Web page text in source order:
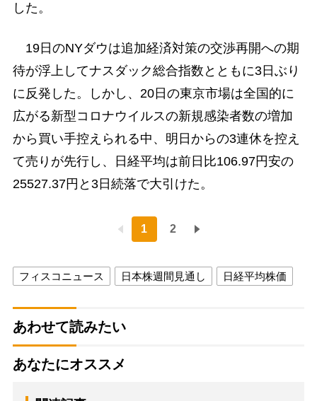
した。
19日のNYダウは追加経済対策の交渉再開への期
待が浮上してナスダック総合指数とともに3日ぶり
に反発した。しかし、20日の東京市場は全国的に
広がる新型コロナウイルスの新規感染者数の増加
から買い手控えられる中、明日からの3連休を控え
て売りが先行し、日経平均は前日比106.97円安の
25527.37円と3日続落で大引けた。
1 2
フィスコニュース 日本株週間見通し 日経平均株価
あわせて読みたい
あなたにオススメ